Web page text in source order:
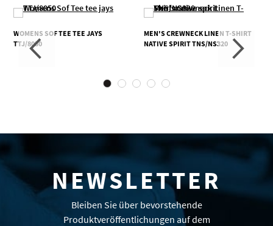
WOMENS SOF TEE TEE JAYS
TTJ/8050
MEN'S CREWNECK LINEN T-SHIRT
NATIVE SPIRIT TNS/NS320
NEWSLETTER
Bleiben Sie über bevorstehende
Produktveröffentlichungen auf dem